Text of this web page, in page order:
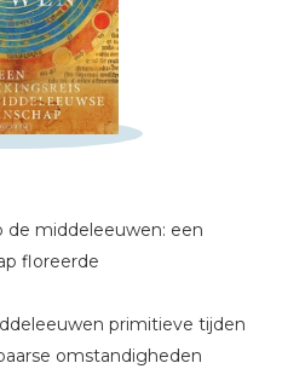
de middeleeuwen: een
floreerde
primitieve tijden
omstandigheden